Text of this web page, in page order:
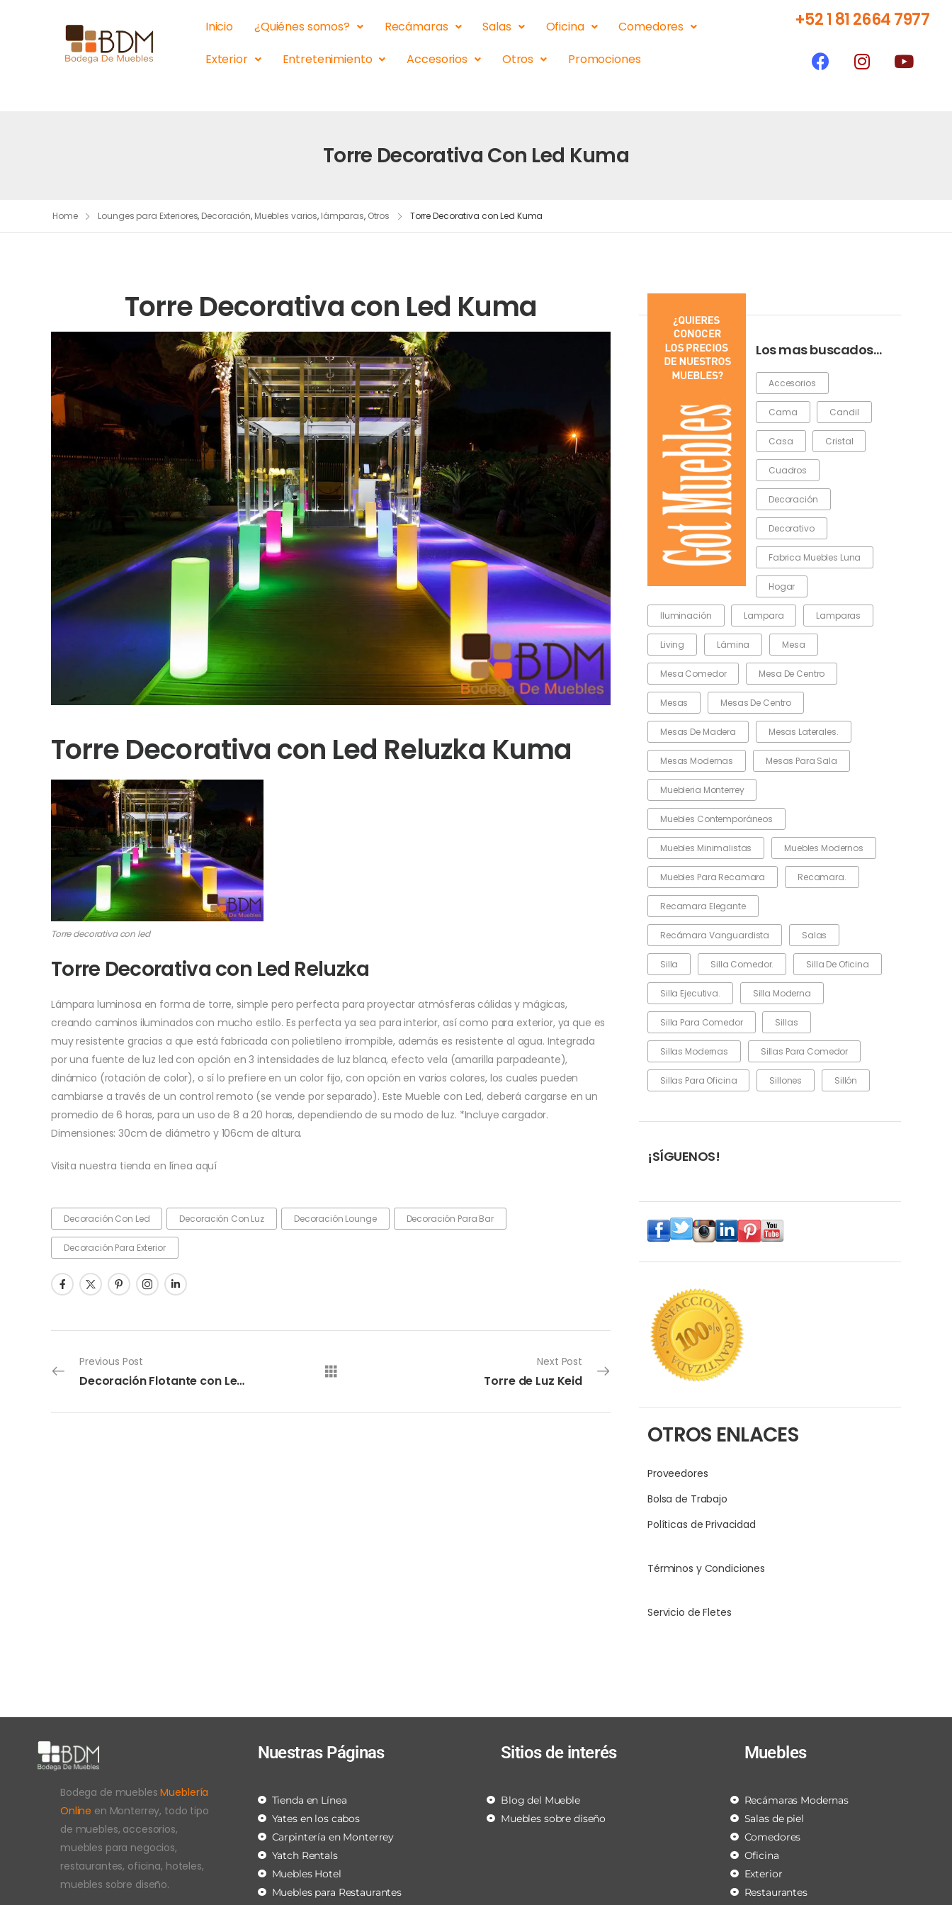
Inicio ¿Quiénes somos? Recámaras Salas Oficina
Comedores
Exterior
Entretenimiento Accesorios Otros Promociones
+52 1 81 2664 7977
Torre Decorativa Con Led Kuma
Home Lounges para Exteriores, Decoración, Muebles varios, lámparas, Otros Torre Decorativa con Led Kuma
Los mas buscados…
Accesorios
Cama Candil
Casa Cristal
Cuadros
Decoración
Decorativo
Fabrica Muebles Luna
Hogar
Iluminación Lampara Lamparas
Living Lámina Mesa
Mesa Comedor Mesa De Centro
Mesas Mesas De Centro
Mesas De Madera Mesas Laterales.
Mesas Modernas Mesas Para Sala
Muebleria Monterrey
Muebles Contemporáneos
Muebles Minimalistas Muebles Modernos
Muebles Para Recamara Recamara.
Recamara Elegante
Recámara Vanguardista Salas
Silla Silla Comedor. Silla De Oficina
Silla Ejecutiva. Silla Moderna
Silla Para Comedor Sillas
Sillas Modernas Sillas Para Comedor
Sillas Para Oficina Sillones Sillón
¡SÍGUENOS!
OTROS ENLACES
Proveedores
Bolsa de Trabajo
Políticas de Privacidad
Términos y Condiciones
Servicio de Fletes
Torre Decorativa con Led Kuma
Torre Decorativa con Led Reluzka Kuma
Torre decorativa con led
Torre Decorativa con Led Reluzka
Lámpara luminosa en forma de torre, simple pero perfecta para proyectar atmósferas cálidas y mágicas,
creando caminos iluminados con mucho estilo. Es perfecta ya sea para interior, así como para exterior, ya que es
muy resistente gracias a que está fabricada con polietileno irrompible, además es resistente al agua. Integrada
por una fuente de luz led con opción en 3 intensidades de luz blanca, efecto vela (amarilla parpadeante),
dinámico (rotación de color), o sí lo prefiere en un color fijo, con opción en varios colores, los cuales pueden
cambiarse a través de un control remoto (se vende por separado). Este Mueble con Led, deberá cargarse en un
promedio de 6 horas, para un uso de 8 a 20 horas, dependiendo de su modo de luz. *Incluye cargador.
Dimensiones: 30cm de diámetro y 106cm de altura.
Visita nuestra tienda en línea aquí
Decoración Con Led Decoración Con Luz Decoración Lounge Decoración Para Bar
Decoración Para Exterior
Previous Post
Decoración Flotante con Led Byk
Next Post
Torre de Luz Keid
Bodega de mueblesMueblería
Online en Monterrey, todo tipo
de muebles, accesorios,
muebles para negocios,
restaurantes, oficina, hoteles,
muebles sobre diseño.
Nuestras Páginas
Tienda en Línea
Yates en los cabos
Carpintería en Monterrey
Yatch Rentals
Muebles Hotel
Muebles para Restaurantes
Sitios de interés
Blog del Mueble
Muebles sobre diseño
Muebles
Recámaras Modernas
Salas de piel
Comedores
Oficina
Exterior
Restaurantes